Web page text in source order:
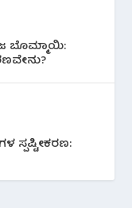
ಬೊಮ್ಮಾಯಿ:
ಸ್ಪಷ್ಟೀಕರಣ: